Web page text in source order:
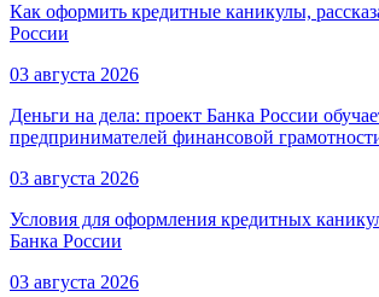
Как оформить кредитные каникулы,
России
03 августа 2026
Деньги на дела: проект Банка России
предпринимателей финансовой
03 августа 2026
Условия для оформления кредитных
Банка России
03 августа 2026